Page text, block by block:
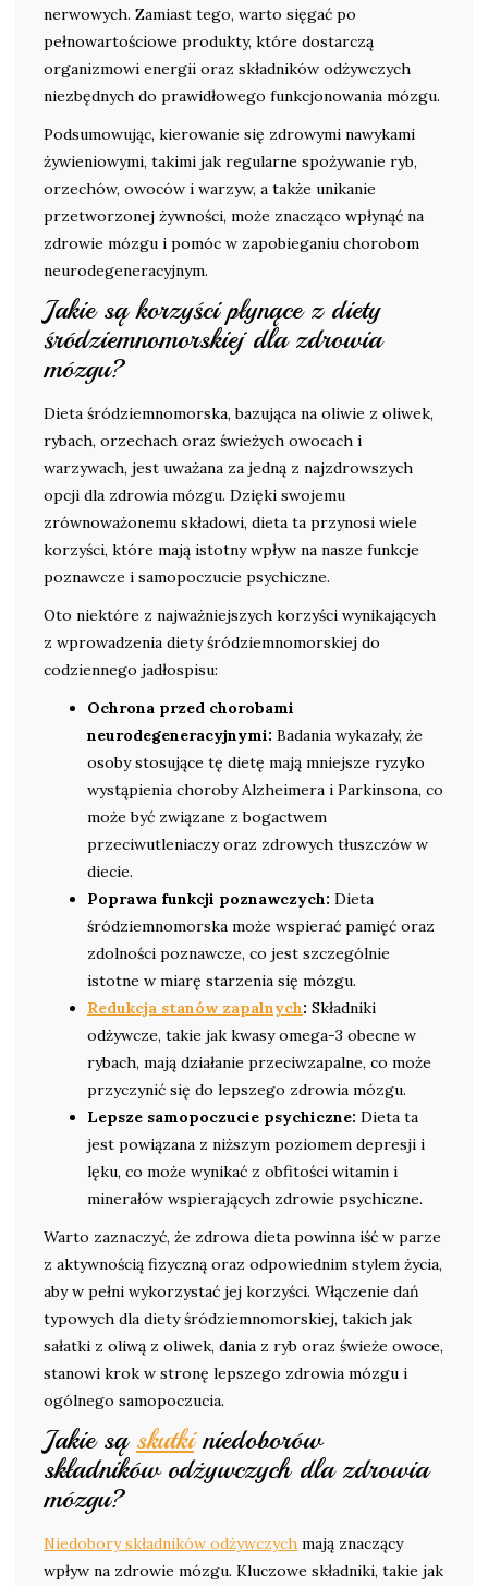
nerwowych. Zamiast tego, warto sięgać po
pełnowartościowe produkty, które dostarczą
organizmowi energii oraz składników odżywczych
niezbędnych do prawidłowego funkcjonowania mózgu.
Podsumowując, kierowanie się zdrowymi nawykami
żywieniowymi, takimi jak regularne spożywanie ryb,
orzechów, owoców i warzyw, a także unikanie
przetworzonej żywności, może znacząco wpłynąć na
zdrowie mózgu i pomóc w zapobieganiu chorobom
neurodegeneracyjnym.
Jakie są korzyści płynące z diety
śródziemnomorskiej dla zdrowia
mózgu?
Dieta śródziemnomorska, bazująca na oliwie z oliwek,
rybach, orzechach oraz świeżych owocach i
warzywach, jest uważana za jedną z najzdrowszych
opcji dla zdrowia mózgu. Dzięki swojemu
zrównoważonemu składowi, dieta ta przynosi wiele
korzyści, które mają istotny wpływ na nasze funkcje
poznawcze i samopoczucie psychiczne.
Oto niektóre z najważniejszych korzyści wynikających
z wprowadzenia diety śródziemnomorskiej do
codziennego jadłospisu:
Ochrona przed chorobami
neurodegeneracyjnymi: Badania wykazały, że
osoby stosujące tę dietę mają mniejsze ryzyko
wystąpienia choroby Alzheimera i Parkinsona, co
może być związane z bogactwem
przeciwutleniaczy oraz zdrowych tłuszczów w
diecie.
Poprawa funkcji poznawczych: Dieta
śródziemnomorska może wspierać pamięć oraz
zdolności poznawcze, co jest szczególnie
istotne w miarę starzenia się mózgu.
Redukcja stanów zapalnych: Składniki
odżywcze, takie jak kwasy omega-3 obecne w
rybach, mają działanie przeciwzapalne, co może
przyczynić się do lepszego zdrowia mózgu.
Lepsze samopoczucie psychiczne: Dieta ta
jest powiązana z niższym poziomem depresji i
lęku, co może wynikać z obfitości witamin i
minerałów wspierających zdrowie psychiczne.
Warto zaznaczyć, że zdrowa dieta powinna iść w parze
z aktywnością fizyczną oraz odpowiednim stylem życia,
aby w pełni wykorzystać jej korzyści. Włączenie dań
typowych dla diety śródziemnomorskiej, takich jak
sałatki z oliwą z oliwek, dania z ryb oraz świeże owoce,
stanowi krok w stronę lepszego zdrowia mózgu i
ogólnego samopoczucia.
Jakie są skutkiniedoborów
składników odżywczych dla zdrowia
mózgu?
Niedobory składników odżywczych mają znaczący
wpływ na zdrowie mózgu. Kluczowe składniki, takie jak